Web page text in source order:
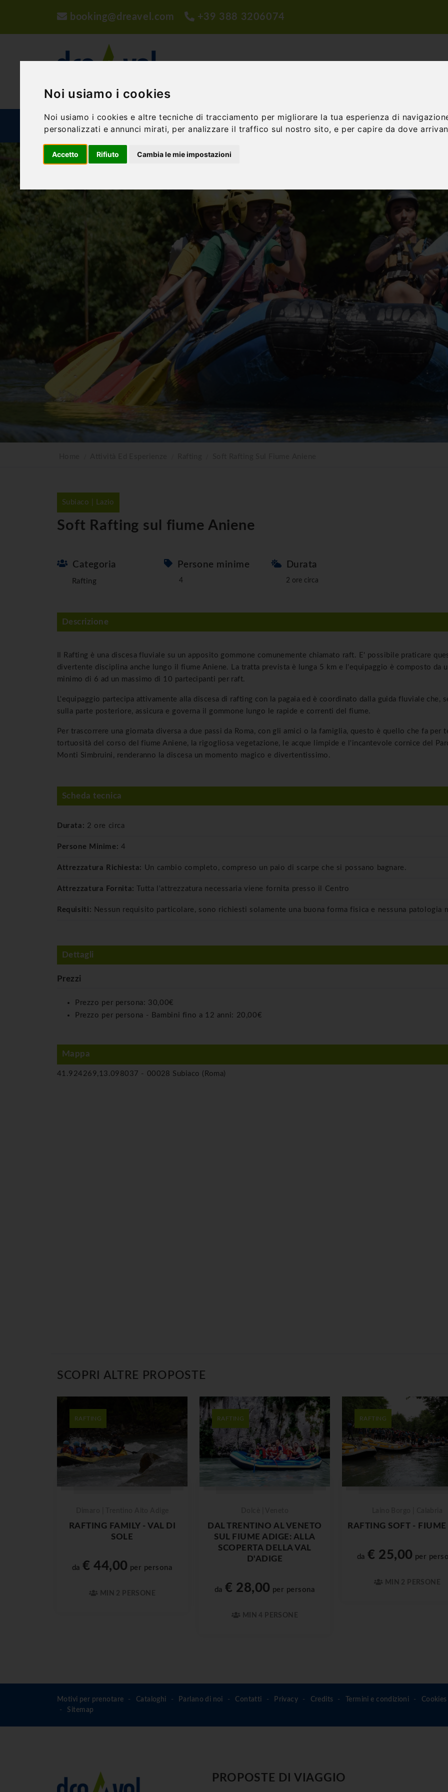
Noi usiamo i cookies
Noi usiamo i cookies e altre tecniche di tracciamento per migliorare la tua esperienza di
personalizzati e annunci mirati, per analizzare il traffico sul nostro sito, e per capire da dove
Accetto Rifiuto Cambia le mie impostazioni
booking@dreavel.com +39 388 3206074
ATTIVITÀ ED ESPERIENZE STRUTTURE PROPOSTE DI VIAGGIO PROPOSTE DIDATTICHE INCENTIVE E
Subiaco | Lazio
Soft Rafting sul fiume Aniene
Categoria
Rafting
Persone minime
4
Durata
2 ore circa
Descrizione
Rafting è una discesa fluviale su un apposito gommone comunemente chiamato raft. E' possibile praticare
divertente disciplina anche lungo i
l fiume Aniene. La tratta prevista è lunga 5 km e l'equipaggio è composto da
minimo di 6 ad un massimo di 10 partecipanti per raft.
L'equipaggio partecipa attivamente alla discesa di rafting con la pagaia ed è coordinato dalla guida fluviale che,
sulla parte posteriore, assicura e governa il gommone lungo le rapide e correnti del fiume.
Per trascorrere una giornata diversa a due passi da Roma, con gli amici o la famiglia, questo è quello che fa per
tortuosità del corso del fiume Aniene, la rigogliosa vegetazione, le acque limpide e l'incantevole cornice del
Monti Simbruini, renderanno la discesa un momento magico e divertentissimo.
Scheda tecnica
Durata: 2 ore circa
Persone Minime: 4
Attrezzatura Richiesta: Un cambio completo, compreso un paio di scarpe che si possano bagnare.
Attrezzatura Fornita: Tutta l'attrezzatura necessaria viene fornita presso il Centro
Requisiti: Nessun requisito particolare, sono richiesti solamente una buona forma fisica e nessuna patologia
Dettagli
Prezzi
Prezzo per persona: 30,00€
Prezzo per persona - Bambini fino a 12 anni: 20,00€
Mappa
41.924269,13.098037 - 00028 Subiaco (Roma)
SCOPRI ALTRE PROPOSTE
RAFTING
RAFTING FAMILY - VAL DI
SOLE
da€ 44,00 per persona
MIN 2 PERSONE
RAFTING
DAL TRENTINO AL VENETO
SUL FIUME ADIGE: ALLA
SCOPERTA DELLA VAL
D'ADIGE
da€ 28,00 per persona
MIN 4 PERSONE
RAFTING
RAFTING SOFT -
da€ 25,00 per
MIN 2 PERSONE
Motivi per prenotare Cataloghi Parlano di noi Contatti Privacy Credits Termini e condizioni
Sitemap
PROPOSTE DI VIAGGIO